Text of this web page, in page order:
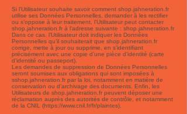
Si l’Utilisateur souhaite savoir comment shop.jahneration.fr
utilise ses Données Personnelles, demander à les rectifier
ou s’oppose à leur traitement, l’Utilisateur peut contacter
shop.jahneration.fr à l’adresse suivante : shop.jahneration.fr
Dans ce cas, l’Utilisateur doit indiquer les Données
Personnelles qu’il souhaiterait que shop.jahneration.fr
corrige, mette à jour ou supprime, en s’identifiant
précisément avec une copie d’une pièce d’identité (carte
d’identité ou passeport).
Les demandes de suppression de Données Personnelles
seront soumises aux obligations qui sont imposées à
sshop.jahneration.fr par la loi, notamment en matière de
conservation ou d’archivage des documents. Enfin, les
Utilisateurs de shop.jahneration.fr peuvent déposer une
réclamation auprès des autorités de contrôle, et notamment
de la CNIL (https://www.cnil.fr/fr/plaintes).